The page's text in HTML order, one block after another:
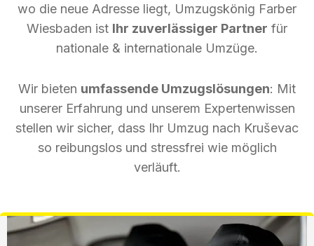
wo die neue Adresse liegt, Umzugskönig Farber
Wiesbaden ist Ihr zuverlässiger Partner für
nationale & internationale Umzüge.
Wir bieten umfassende Umzugslösungen: Mit
unserer Erfahrung und unserem Expertenwissen
stellen wir sicher, dass Ihr Umzug nach Kruševac
so reibungslos und stressfrei wie möglich
verläuft.